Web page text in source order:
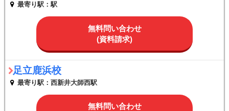
最寄り駅：駅
無料問い合わせ
(資料請求)
足立鹿浜校
最寄り駅：西新井大師西駅
無料問い合わせ